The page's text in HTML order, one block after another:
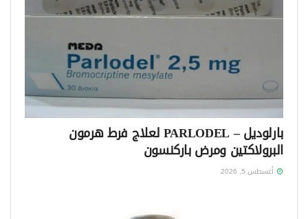
بارلوديل – PARLODEL لعلاج فرط هرمون
البرولاكتين ومرض باركنسون
أغسطس 5, 2026